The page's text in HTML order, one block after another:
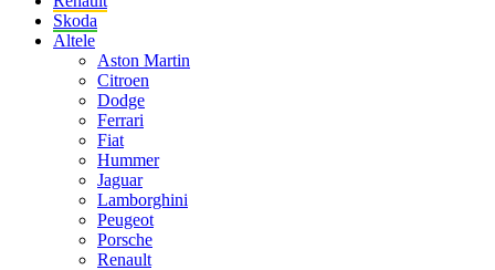
Skoda
Altele
Aston Martin
Citroen
Dodge
Ferrari
Fiat
Hummer
Jaguar
Lamborghini
Peugeot
Porsche
Renault